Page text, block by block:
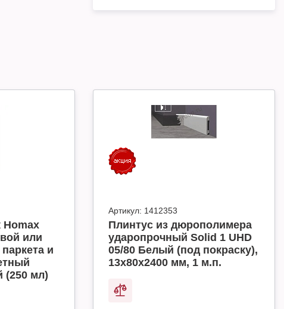
Homax
или
и
(250 мл)
Артикул: 1412353
Плинтус из дюрополимера
ударопрочный Solid 1 UHD
05/80 Белый (под покраску),
13х80х2400 мм, 1 м.п.